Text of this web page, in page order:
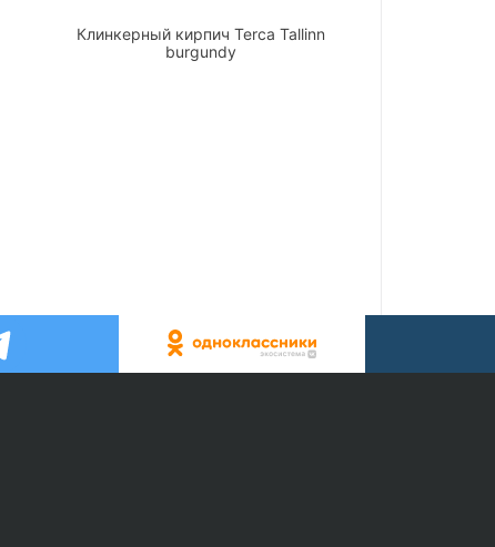
Клинкерный кирпич Terca Tallinn
burgundy